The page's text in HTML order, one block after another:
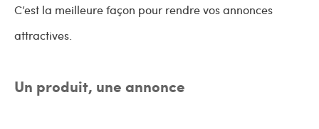
C’est la meilleure façon pour rendre vos annonces
attractives.
Un produit, une annonce